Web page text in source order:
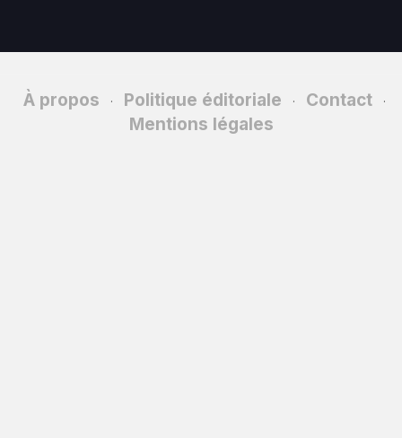
À propos · Politique éditoriale · Contact ·
Mentions légales